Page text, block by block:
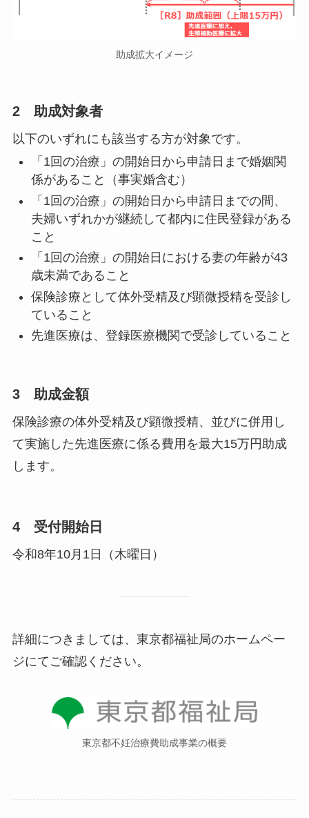
助成拡大イメージ
2 助成対象者
以下のいずれにも該当する方が対象です。
「1回の治療」の開始日から申請日まで婚姻関
係があること（事実婚含む）
「1回の治療」の開始日から申請日までの間、
夫婦いずれかが継続して都内に住民登録がある
こと
「1回の治療」の開始日における妻の年齢が43
歳未満であること
保険診療として体外受精及び顕微授精を受診し
ていること
先進医療は、登録医療機関で受診していること
3 助成金額
保険診療の体外受精及び顕微授精、並びに併用し
て実施した先進医療に係る費用を最大15万円助成
します。
4 受付開始日
令和8年10月1日（木曜日）
詳細につきましては、 東京都福祉局のホームペー
ジにてご確認ください。
東京都不妊治療費助成事業の概要